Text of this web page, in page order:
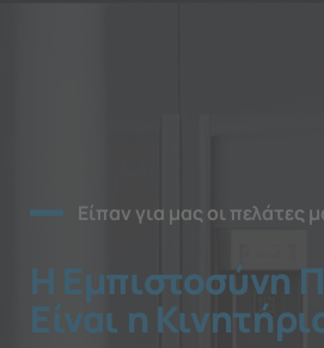
Είπαν για μας οι πελάτες
Η Εμπιστοσύνη
Είναι η